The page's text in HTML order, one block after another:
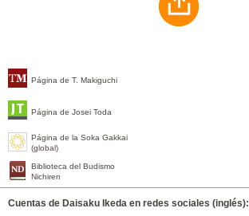
Página de T. Makiguchi
Página de Josei Toda
Página de la Soka Gakkai
(global)
Biblioteca del Budismo
Nichiren
Cuentas de Daisaku Ikeda en redes sociales (inglés):